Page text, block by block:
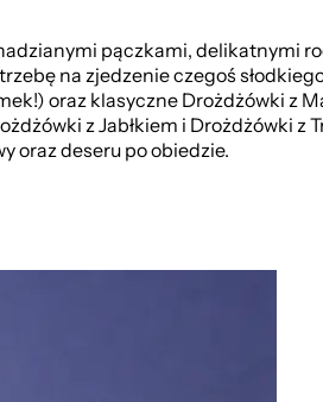
pączkami, delikatnymi
na zjedzenie czegoś
oraz klasyczne Drożdżówki z
z Jabłkiem i Drożdżówki z
oraz deseru po obiedzie.